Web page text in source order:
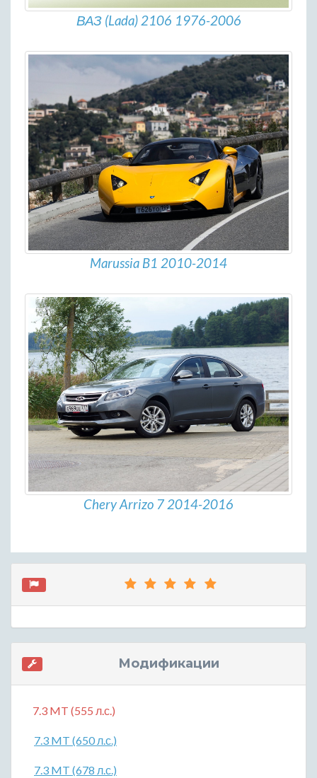
ВАЗ (Lada) 2106 1976-2006
Marussia B1 2010-2014
Chery Arrizo 7 2014-2016
Модификации
7.3 MT (555 л.с.)
7.3 MT (650 л.с.)
7.3 MT (678 л.с.)